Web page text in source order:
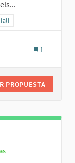
y comunicaciones
al filtrar por el
1
PROPUESTA